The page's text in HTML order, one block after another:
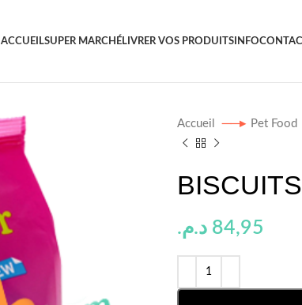
ACCUEILSUPER MARCHÉ LIVRER VOS PRODUITS INFO
Accueil Pet Food
84,95 د.م.